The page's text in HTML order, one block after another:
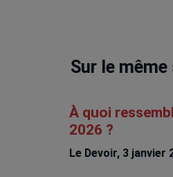
Sur le
À quoi
2026 ?
Le Devoir, 3 janvier